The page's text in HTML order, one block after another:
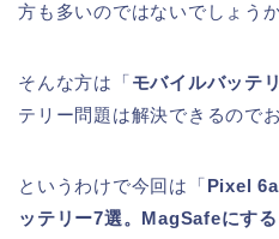
方も多いのではないでしょう
そんな方は「モバイルバッテ
テリー問題は解決できるので
というわけで今回は「Pixel
ッテリー7選。MagSafeにする